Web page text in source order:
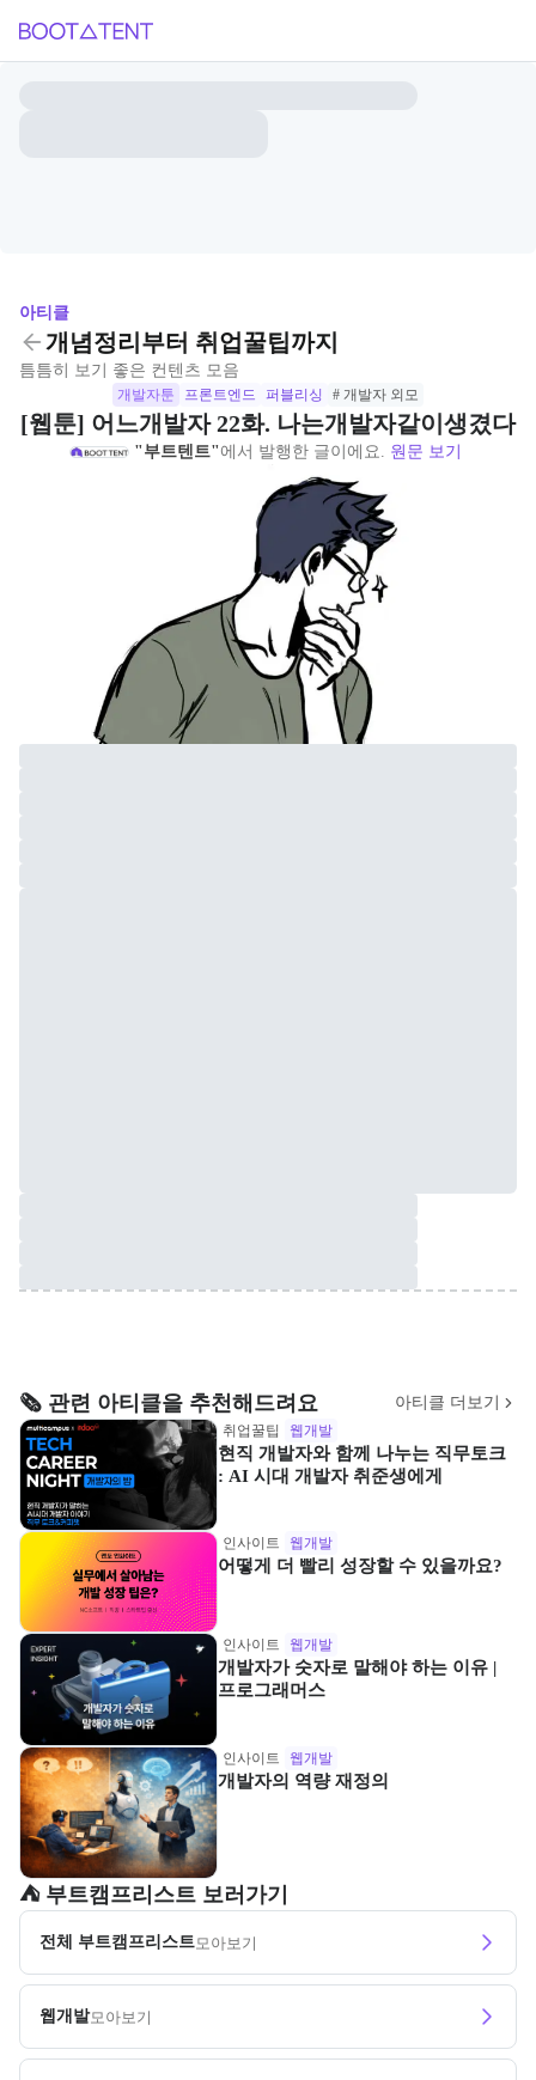
아티클
개념정리부터 취업꿀팁까지
틈틈히 보기 좋은 컨텐츠 모음
개발자툰 프론트엔드 퍼블리싱 # 개발자 외모
[웹툰] 어느개발자 22화. 나는개발자같이생겼다
"부트텐트"에서 발행한 글이에요. 원문 보기
🗞️ 관련 아티클을 추천해드려요 아티클 더보기
취업꿀팁 웹개발
현직 개발자와 함께 나누는 직무토크
: AI 시대 개발자 취준생에게
인사이트 웹개발
어떻게 더 빨리 성장할 수 있을까요?
인사이트 웹개발
개발자가 숫자로 말해야 하는 이유 |
프로그래머스
인사이트 웹개발
개발자의 역량 재정의
⛺️ 부트캠프리스트 보러가기
전체 부트캠프리스트모아보기
웹개발모아보기